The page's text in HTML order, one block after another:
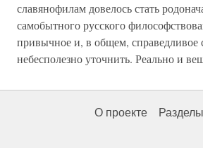
славянофилам довелось стать
самобытного русского
привычное и, в общем, справедливое
небесполезно уточнить. Реально и
О проекте Разделы